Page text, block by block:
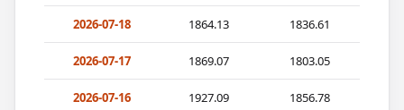
2026-07-18 1864.13 1836.61
2026-07-17 1869.07 1803.05
2026-07-16 1927.09 1856.78